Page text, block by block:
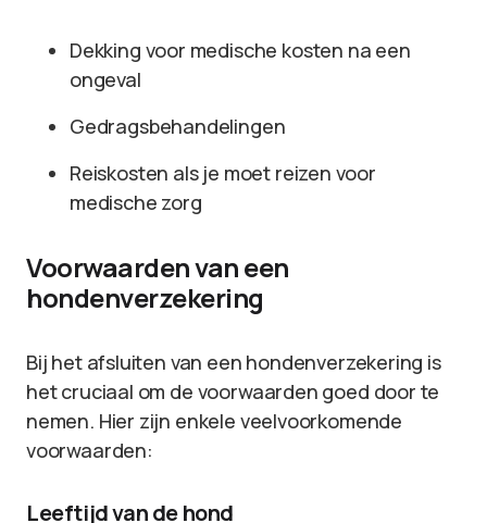
Dekking voor medische kosten na een
ongeval
Gedragsbehandelingen
Reiskosten als je moet reizen voor
medische zorg
Voorwaarden van een
hondenverzekering
Bij het afsluiten van een hondenverzekering is
het cruciaal om de voorwaarden goed door te
nemen. Hier zijn enkele veelvoorkomende
voorwaarden:
Leeftijd van de hond